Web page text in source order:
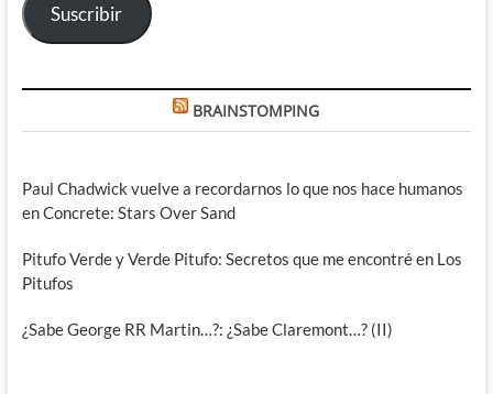
Suscribir
BRAINSTOMPING
Paul Chadwick vuelve a recordarnos lo que nos hace humanos
en Concrete: Stars Over Sand
Pitufo Verde y Verde Pitufo: Secretos que me encontré en Los
Pitufos
¿Sabe George RR Martin…?: ¿Sabe Claremont…? (II)